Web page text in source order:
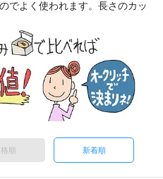
でよく使われます。長さのカッ
順 新着順